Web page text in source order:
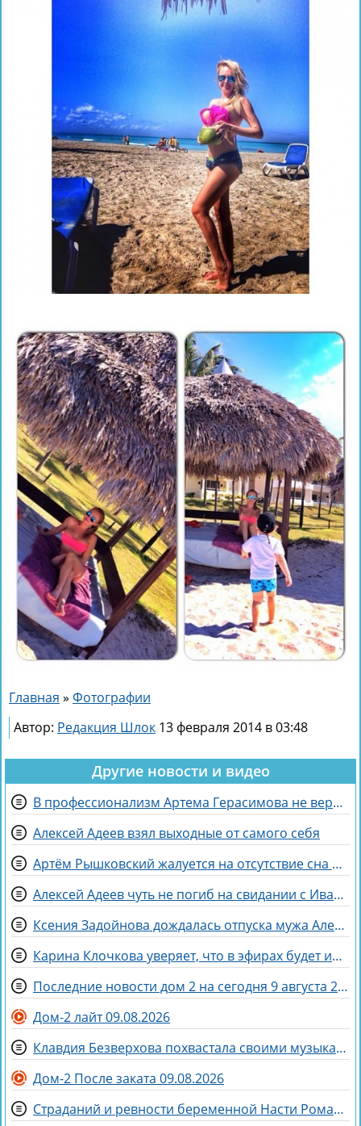
Главная » Фотографии
Автор: Редакция Шлок 13 февраля 2014 в 03:48
Другие новости и видео
В профессионализм Артема Герасимова не верят зрители Дома 2
Алексей Адеев взял выходные от самого себя
Артём Рышковский жалуется на отсутствие сна из-за Нади Ермаковой
Алексей Адеев чуть не погиб на свидании с Иваной Михайличенко
Ксения Задойнова дождалась отпуска мужа Александра
Карина Клочкова уверяет, что в эфирах будет интересна её пара с Евгением Петуховым
Последние новости дом 2 на сегодня 9 августа 2026
Дом-2 лайт 09.08.2026
Клавдия Безверхова похвастала своими музыкальными успехами
Дом-2 После заката 09.08.2026
Страданий и ревности беременной Насти Ромашовой не понимает Яна Фиткевич